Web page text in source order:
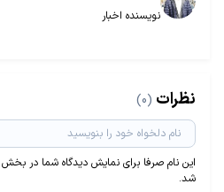
نویسنده اخبار
نظرات (0)
این نام صرفا برای نمایش دیدگاه شما در بخش
شد.